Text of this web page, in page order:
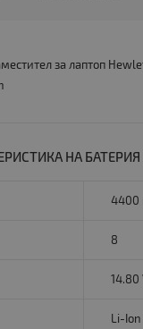
за лаптоп
НА БАТЕРИЯ
4400
8
14.80
Li-Ion